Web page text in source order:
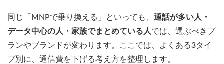
同じ「MNPで乗り換える」といっても、 通話が多い人・
データ中心の人・家族でまとめている人では、選ぶべきプ
ランやブランドが変わります。ここでは、よくある3タイ
プ別に、通信費を下げる考え方を整理します。